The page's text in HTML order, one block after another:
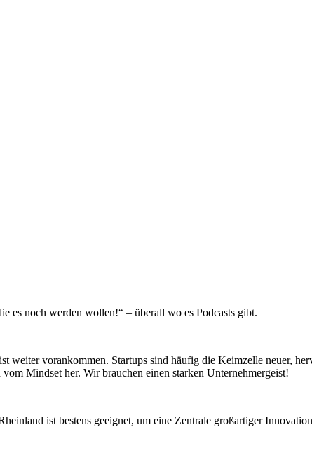
es noch werden wollen!“ – überall wo es Podcasts gibt.
vorankommen. Startups sind häufig die Keimzelle neuer,
Mindset her. Wir brauchen einen starken Unternehmergeist!
ist bestens geeignet, um eine Zentrale großartiger